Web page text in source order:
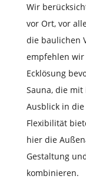
Wir
vor Ort, vor
die baulichen
empfehlen wir
Ecklösung
Sauna, die
Ausblick in
Flexibilität
hier die
Gestaltung
kombinieren.